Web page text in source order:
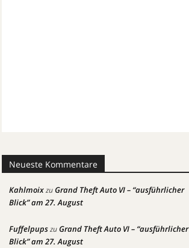
Neueste Kommentare
KahlmoixzuGrand Theft Auto VI – “ausführlicher
Blick” am 27. August
FuffelpupszuGrand Theft Auto VI – “ausführlicher
Blick” am 27. August